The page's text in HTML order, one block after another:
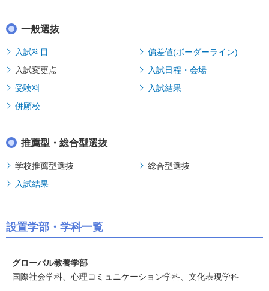
一般選抜
入試科目
偏差値(ボーダーライン)
入試変更点
入試日程・会場
受験料
入試結果
併願校
推薦型・総合型選抜
学校推薦型選抜
総合型選抜
入試結果
設置学部・学科一覧
グローバル教養学部
国際社会学科、心理コミュニケーション学科、文化表現学科